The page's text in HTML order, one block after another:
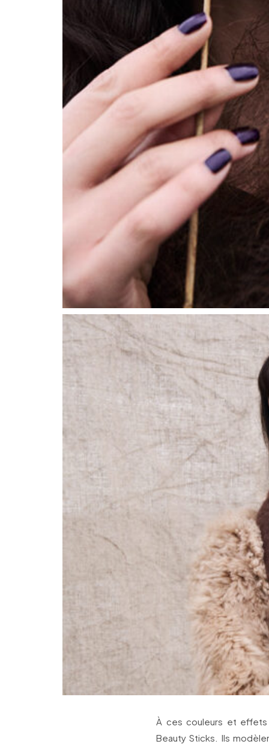
À ces couleurs et effets
Beauty Sticks. Ils